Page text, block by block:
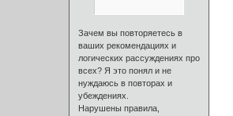
Зачем вы повторяетесь в
ваших рекомендациях и
логических рассуждениях про
всех? Я это понял и не
нуждаюсь в повторах и
убеждениях.
Нарушены правила,